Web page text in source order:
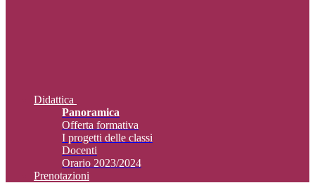
Didattica
Panoramica
Offerta formativa
I progetti delle classi
Docenti
Orario 2023/2024
Prenotazioni